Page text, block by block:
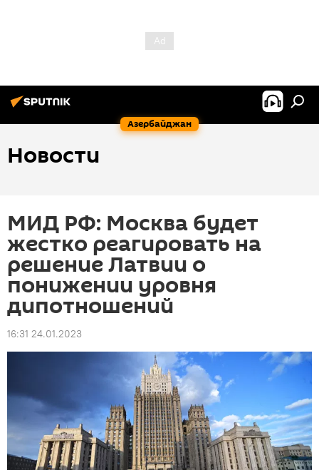
Азербайджан
Новости
МИД РФ: Москва будет
жестко реагировать на
решение Латвии о
понижении уровня
дипотношений
16:31 24.01.2023